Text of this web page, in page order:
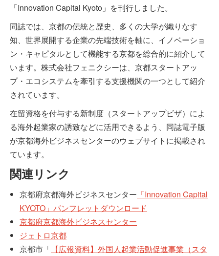
「Innovation Capital Kyoto」を刊行しました。
同誌では、京都の伝統と歴史、多くの大学が織りなす
知、世界展開する企業の先端技術を軸に、イノベーショ
ン・キャピタルとして機能する京都を総合的に紹介して
います。株式会社フェニクシーは、京都スタートアッ
プ・エコシステムを牽引する支援機関の一つとして紹介
されています。
在留資格を付与する新制度（スタートアップビザ）によ
る海外起業家の誘致などに活用できるよう、同誌電子版
が京都海外ビジネスセンターのウェブサイトに掲載され
ています。
関連リンク
京都府京都海外ビジネスセンター 「Innovation Capital
KYOTO」パンフレットダウンロード
京都府京都海外ビジネスセンター
ジェトロ京都
京都市「 【広報資料】外国人起業活動促進事業（スタ